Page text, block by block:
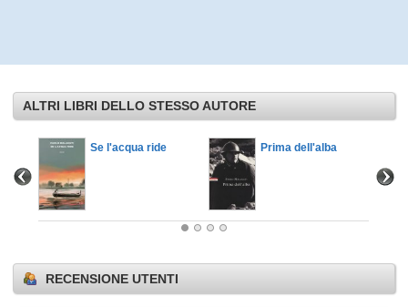
ALTRI LIBRI DELLO STESSO AUTORE
Se l'acqua ride Prima dell'alba
RECENSIONE UTENTI